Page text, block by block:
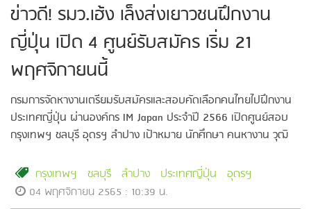
ข่าวดี! รมว.เฮ้ง เล็งส่งเยาวชนฝึกงาน
ญี่ปุ่น เปิด 4 ศูนย์รับสมัคร เริ่ม 21
พฤศจิกายนนี้
กรมการจัดหางานเตรียมรับสมัครและสอบคัดเลือกคนไทยไปฝึกงาน
ประเทศญี่ปุ่น ผ่านองค์กร IM Japan ประจำปี 2566 เปิดศูนย์สอบ
กรุงเทพฯ ชลบุรี อุดรฯ ลำปาง เป้าหมาย นักศึกษา คนหางาน วุฒิ
กรุงเทพฯ ชลบุรี ลำปาง ประเทศญี่ปุ่น อุดรฯ
04 พฤศจิกายน 2565 : 10:39 น.